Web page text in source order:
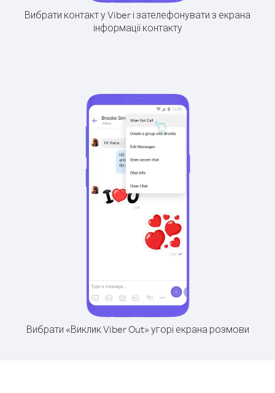
Вибрати контакт у Viber і зателефонувати з екрана
інформації контакту
Вибрати «Виклик Viber Out» угорі екрана розмови